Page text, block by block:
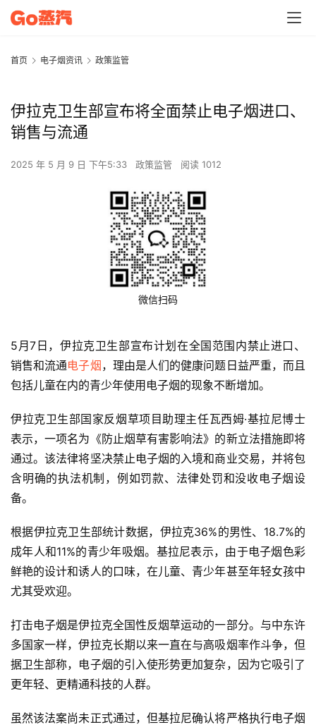
首页 电子烟资讯 政策监管
伊拉克卫生部宣布将全面禁止电子烟进口、
销售与流通
2025 年 5 月 9 日 下午5:33 政策监管 阅读 1012
微信扫码
5月7日，伊拉克卫生部宣布计划在全国范围内禁止进口、
销售和流通电子烟 ，理由是人们的健康问题日益严重，而且
包括儿童在内的青少年使用电子烟的现象不断增加。
伊拉克卫生部国家反烟草项目助理主任瓦西姆·基拉尼博士
表示，一项名为《防止烟草有害影响法》的新立法措施即将
通过。该法律将坚决禁止电子烟的入境和商业交易，并将包
含明确的执法机制，例如罚款、法律处罚和没收电子烟设
备。
根据伊拉克卫生部统计数据，伊拉克36%的男性、18.7%的
成年人和11%的青少年吸烟。基拉尼表示，由于电子烟色彩
鲜艳的设计和诱人的口味，在儿童、青少年甚至年轻女孩中
尤其受欢迎。
打击电子烟是伊拉克全国性反烟草运动的一部分。与中东许
多国家一样，伊拉克长期以来一直在与高吸烟率作斗争，但
据卫生部称，电子烟的引入使形势更加复杂，因为它吸引了
更年轻、更精通科技的人群。
虽然该法案尚未正式通过，但基拉尼确认将严格执行电子烟